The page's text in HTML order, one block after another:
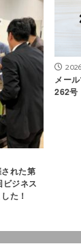
れた第
ジネス
た！
メー
262号